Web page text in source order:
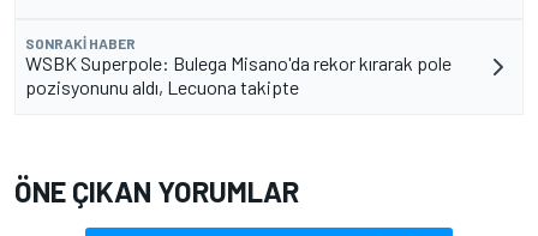
SONRAKI HABER
WSBK Superpole: Bulega Misano'da rekor kırarak pole
pozisyonunu aldı, Lecuona takipte
ÖNE ÇIKAN YORUMLAR